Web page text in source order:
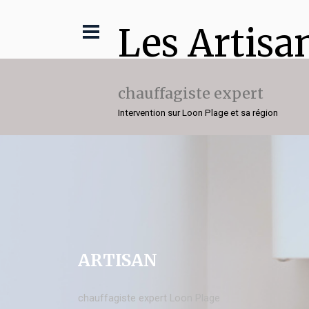
Les
chauffagiste expert
Intervention sur Loon Plage et sa région
ARTISAN
chauffagiste expert Loon Plage